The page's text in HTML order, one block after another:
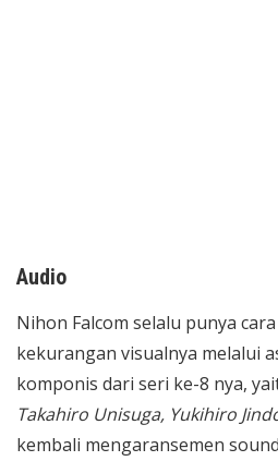
Audio
Nihon Falcom selalu punya
kekurangan visualnya melalui
komponis dari seri ke-8 nya,
Takahiro Unisuga, Yukihiro
kembali mengaransemen